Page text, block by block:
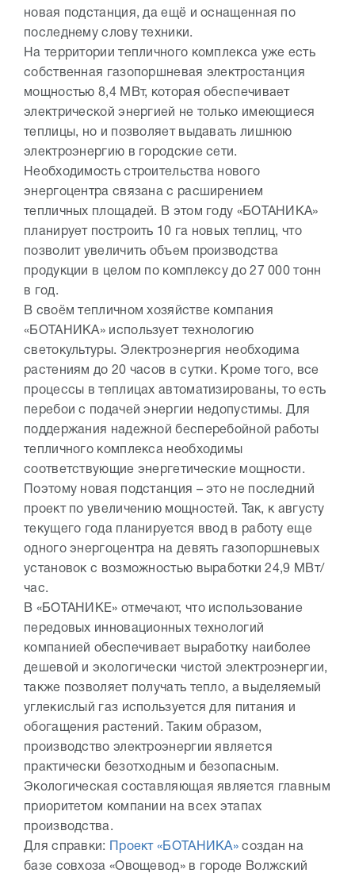
новая подстанция, да ещё и оснащенная по
последнему слову техники.
На территории тепличного комплекса уже есть
собственная газопоршневая электростанция
мощностью 8,4 МВт, которая обеспечивает
электрической энергией не только имеющиеся
теплицы, но и позволяет выдавать лишнюю
электроэнергию в городские сети.
Необходимость строительства нового
энергоцентра связана с расширением
тепличных площадей. В этом году «БОТАНИКА»
планирует построить 10 га новых теплиц, что
позволит увеличить объем производства
продукции в целом по комплексу до 27 000 тонн
в год.
В своём тепличном хозяйстве компания
«БОТАНИКА» использует технологию
светокультуры. Электроэнергия необходима
растениям до 20 часов в сутки. Кроме того, все
процессы в теплицах автоматизированы, то есть
перебои с подачей энергии недопустимы. Для
поддержания надежной бесперебойной работы
тепличного комплекса необходимы
соответствующие энергетические мощности.
Поэтому новая подстанция – это не последний
проект по увеличению мощностей. Так, к августу
текущего года планируется ввод в работу еще
одного энергоцентра на девять газопоршневых
установок с возможностью выработки 24,9 МВт/
час.
В «БОТАНИКЕ» отмечают, что использование
передовых инновационных технологий
компанией обеспечивает выработку наиболее
дешевой и экологически чистой электроэнергии,
также позволяет получать тепло, а выделяемый
углекислый газ используется для питания и
обогащения растений. Таким образом,
производство электроэнергии является
практически безотходным и безопасным.
Экологическая составляющая является главным
приоритетом компании на всех этапах
производства.
Для справки:
Проект «БОТАНИКА» создан на
базе совхоза «Овощевод» в городе Волжский